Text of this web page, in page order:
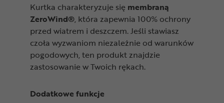
Kurtka charakteryzuje się membraną
ZeroWind®, która zapewnia 100% ochrony
przed wiatrem i deszczem. Jeśli stawiasz
czoła wyzwaniom niezależnie od warunków
pogodowych, ten produkt znajdzie
zastosowanie w Twoich rękach.
Dodatkowe funkcje